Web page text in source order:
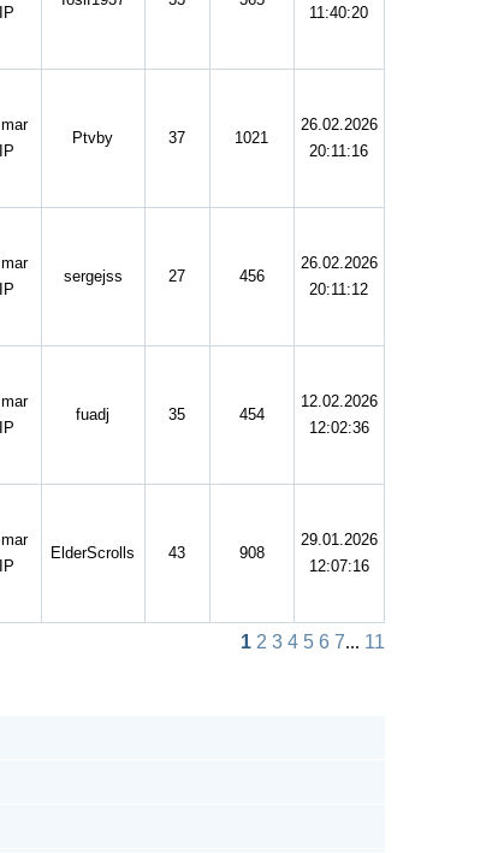
11:40:20
Ptvby 37 1021
26.02.2026
20:11:16
sergejss 27 456
26.02.2026
20:11:12
fuadj 35 454
12.02.2026
12:02:36
ElderScrolls 43 908
29.01.2026
12:07:16
1 2 3 4 5 6 7... 11